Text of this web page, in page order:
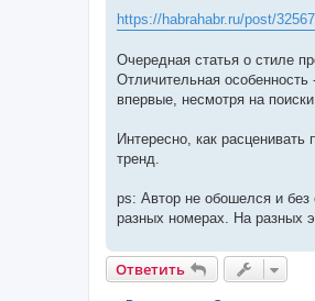
о
б
е
н
и
е
https://habrahabr.ru/post/
Очередная статья о стиле
Отличительная особенность
впервые, несмотря на
Интересно, как
тренд.
ps: Автор не обошелся и без
разных номерах. На разных
Ответить